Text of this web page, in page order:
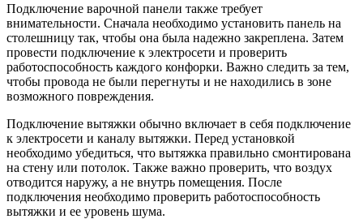
Подключение варочной панели также требует
внимательности. Сначала необходимо установить панель на
столешницу так, чтобы она была надежно закреплена. Затем
провести подключение к электросети и проверить
работоспособность каждого конфорки. Важно следить за тем,
чтобы провода не были перегнуты и не находились в зоне
возможного повреждения.
Подключение вытяжки обычно включает в себя подключение
к электросети и каналу вытяжки. Перед установкой
необходимо убедиться, что вытяжка правильно смонтирована
на стену или потолок. Также важно проверить, что воздух
отводится наружу, а не внутрь помещения. После
подключения необходимо проверить работоспособность
вытяжки и ее уровень шума.